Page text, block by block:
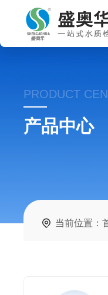
PRODUCT
产品中心
当前位置：